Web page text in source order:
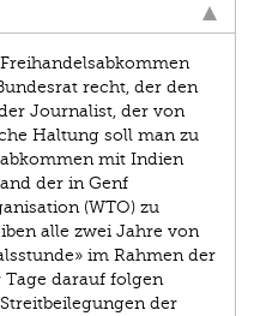
recht, der den
Journalist, der von
Haltung soll man zu
mit Indien
der in Genf
(WTO) zu
alle zwei Jahre von
im Rahmen der
darauf folgen
der